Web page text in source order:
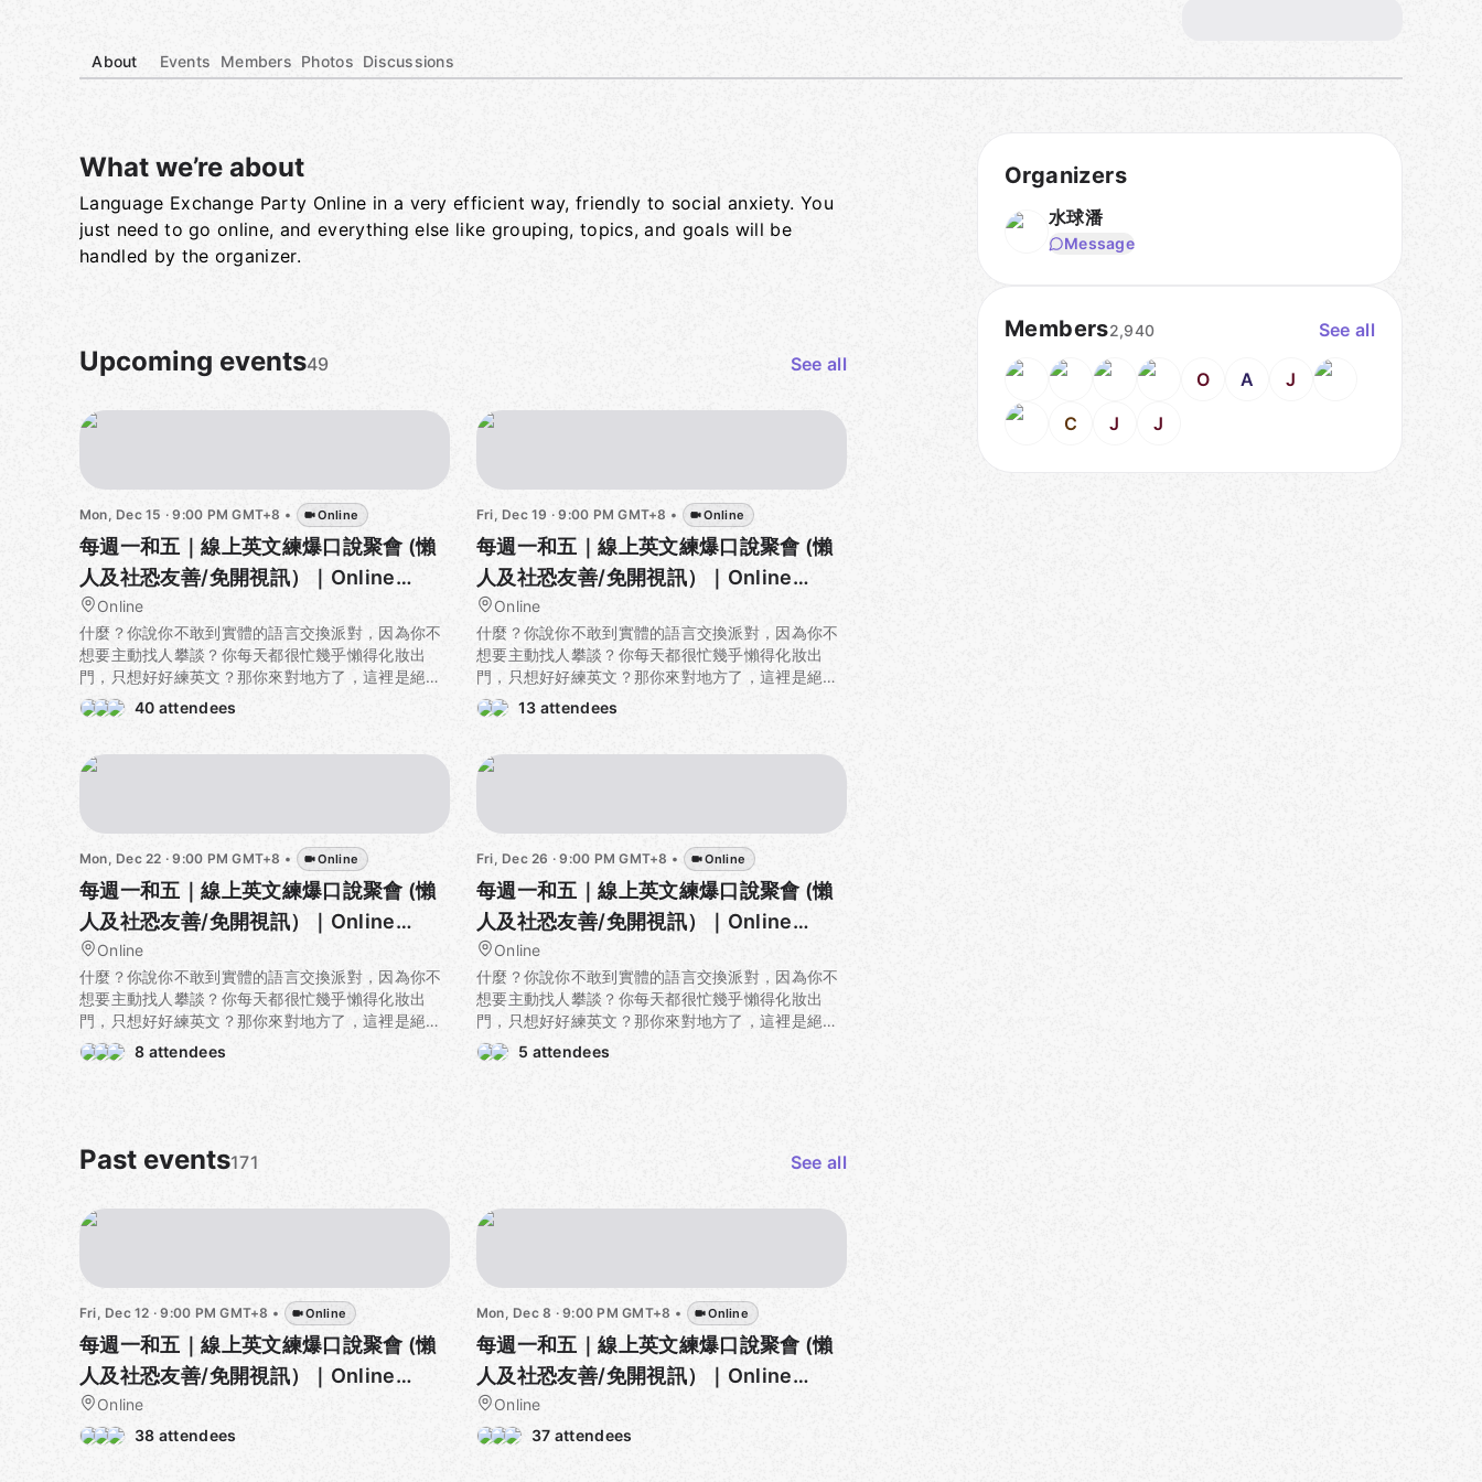
About Events Members Photos Discussions
What we’re about
Language Exchange Party Online in a very efficient way, friendly to social anxiety. You
just need to go online, and everything else like grouping, topics, and goals will be
handled by the organizer.
Upcoming events49 See all
Mon, Dec 15 · 9:00 PM GMT+8 • Online
每週一和五｜線上英文練爆口說聚會 (懶
人及社恐友善/免開視訊）｜Online
English Corner for Lazy buddies!
Online
什麼？你說你不敢到實體的語言交換派對，因為你不
想要主動找人攀談？你每天都很忙幾乎懶得化妝出
門，只想好好練英文？那你來對地方了，這裡是絕對
「社恐/懶人」友善的全線上無視訊英文口說小聚，給
所有單純想要練爆英文口說，可是又想要和群體一起
來主辦會非常有效率地分組、指定話題和目標，然後
讓整個過程緊湊又好玩，每個人一小時內都保證有滿
直接把每週二和五晚上九點空下來參加這個英文口說
派對吧！不要猶豫，我們平常用不到英文，所以才會
率地練爆口說的聚會了，善用這個聚會和團體，這一
次就直接維持練英文的熱度吧！
你只要準備好麥克風（請確認音質不要太差，對方要
What? You say you're scared to go to real-life
want to start conversations with people? You're
busy every day, hardly feel like dressing up to
Well, you've come to the right place. This is the
ultimate "socially anxious/lazy" friendly, all-online
English speaking meet-up. It's perfect for
anyone who just wants to blast through their
English speaking practice, while also growing
alongside a community.
We'll hold English speaking parties in a virtual
online space, guaranteed to be friendly for those
with social anxiety. You just need to log on, and
40 attendees
Fri, Dec 19 · 9:00 PM GMT+8 • Online
每週一和五｜線上英文練爆口說聚會 (懶
人及社恐友善/免開視訊）｜Online
English Corner for Lazy buddies!
Online
什麼？你說你不敢到實體的語言交換派對，因為你不
想要主動找人攀談？你每天都很忙幾乎懶得化妝出
門，只想好好練英文？那你來對地方了，這裡是絕對
「社恐/懶人」友善的全線上無視訊英文口說小聚，給
所有單純想要練爆英文口說，可是又想要和群體一起
來主辦會非常有效率地分組、指定話題和目標，然後
讓整個過程緊湊又好玩，每個人一小時內都保證有滿
直接把每週二和五晚上九點空下來參加這個英文口說
派對吧！不要猶豫，我們平常用不到英文，所以才會
率地練爆口說的聚會了，善用這個聚會和團體，這一
次就直接維持練英文的熱度吧！
你只要準備好麥克風（請確認音質不要太差，對方要
What? You say you're scared to go to real-life
want to start conversations with people? You're
busy every day, hardly feel like dressing up to
Well, you've come to the right place. This is the
ultimate "socially anxious/lazy" friendly, all-online
English speaking meet-up. It's perfect for
anyone who just wants to blast through their
English speaking practice, while also growing
alongside a community.
We'll hold English speaking parties in a virtual
online space, guaranteed to be friendly for those
with social anxiety. You just need to log on, and
13 attendees
Mon, Dec 22 · 9:00 PM GMT+8 • Online
每週一和五｜線上英文練爆口說聚會 (懶
人及社恐友善/免開視訊）｜Online
English Corner for Lazy buddies!
Online
什麼？你說你不敢到實體的語言交換派對，因為你不
想要主動找人攀談？你每天都很忙幾乎懶得化妝出
門，只想好好練英文？那你來對地方了，這裡是絕對
「社恐/懶人」友善的全線上無視訊英文口說小聚，給
所有單純想要練爆英文口說，可是又想要和群體一起
對，保證社恐友善，你基本上人只要上線就好，接下
來主辦會非常有效率地分組、指定話題和目標，然後
滿的口說機會，還不用出門
派對吧！不要猶豫，我們平常用不到英文，所以才會
苦於英文總是學不好的煩惱，但現在已經有一個高頻
率地練爆口說的聚會了，善用這個聚會和團體，這一
次就直接維持練英文的熱度吧！
你只要準備好麥克風（請確認音質不要太差，對方要
是主辦方搞定，我已經準備好要用這一年的時間精通
8 attendees
Fri, Dec 26 · 9:00 PM GMT+8 • Online
每週一和五｜線上英文練爆口說聚會 (懶
人及社恐友善/免開視訊）｜Online
English Corner for Lazy buddies!
Online
什麼？你說你不敢到實體的語言交換派對，因為你不
想要主動找人攀談？你每天都很忙幾乎懶得化妝出
門，只想好好練英文？那你來對地方了，這裡是絕對
「社恐/懶人」友善的全線上無視訊英文口說小聚，給
所有單純想要練爆英文口說，可是又想要和群體一起
你基本上人只要上線就好，接下
來主辦會非常有效率地分組、指定話題和目標，然後
滿的口說機會，還不用出門
派對吧！不要猶豫，我們平常用不到英文，所以才會
苦於英文總是學不好的煩惱，但現在已經有一個高頻
率地練爆口說的聚會了，善用這個聚會和團體，這一
次就直接維持練英文的熱度吧！
你只要準備好麥克風（請確認音質不要太差，對方要
是主辦方搞定，我已經準備好要用這一年的時間精通
5 attendees
Past events171 See all
Fri, Dec 12 · 9:00 PM GMT+8 • Online
每週一和五｜線上英文練爆口說聚會 (懶
人及社恐友善/免開視訊）｜Online
English Corner for Lazy buddies!
Online
38 attendees
Mon, Dec 8 · 9:00 PM GMT+8 • Online
每週一和五｜線上英文練爆口說聚會 (懶
人及社恐友善/免開視訊）｜Online
English Corner for Lazy buddies!
Online
37 attendees
Group links
Organizers
水球潘
Message
Members2,940 See all
O A
J
C
J J